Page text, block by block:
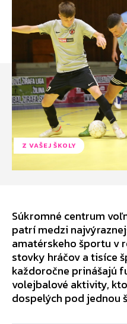
Z VAŠEJ ŠKOLY
Súkromné centrum
patrí medzi
amatérskeho športu v
stovky hráčov a tisíce
každoročne prinášajú
volejbalové aktivity,
dospelých pod jednou